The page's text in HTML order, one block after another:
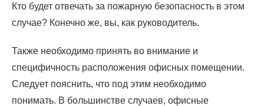
Кто будет отвечать за пожарную безопасность в этом
случае? Конечно же, вы, как руководитель.
Также необходимо принять во внимание и
специфичность расположения офисных помещении.
Следует пояснить, что под этим необходимо
понимать. В большинстве случаев, офисные